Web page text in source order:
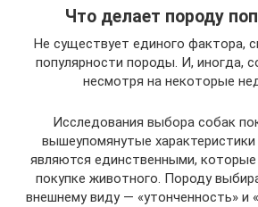
Что делает породу
Не существует единого фактора,
популярности породы. И, иногда,
несмотря на некоторые
Исследования выбора собак
вышеупомянутые
являются единственными,
покупке животного. Породу
внешнему виду — «утонченность» и